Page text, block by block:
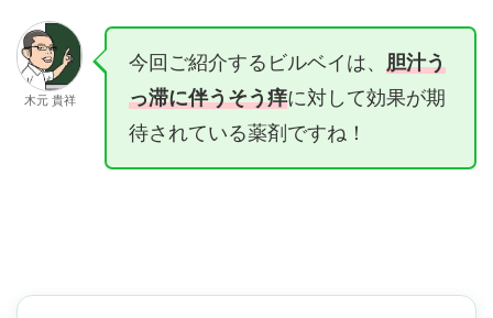
木元 貴祥
今回ご紹介するビルベイは、 胆汁う
っ滞に伴うそう痒に対して効果が期
待されている薬剤ですね！